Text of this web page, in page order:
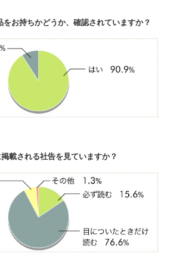
お持ちかどうか、確認されていますか？
載される社告を見ていますか？